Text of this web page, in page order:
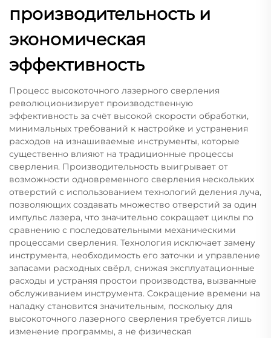
производительность и
экономическая
эффективность
Процесс высокоточного лазерного сверления
революционизирует производственную
эффективность за счёт высокой скорости обработки,
минимальных требований к настройке и устранения
расходов на изнашиваемые инструменты, которые
существенно влияют на традиционные процессы
сверления. Производительность выигрывает от
возможности одновременного сверления нескольких
отверстий с использованием технологий деления луча,
позволяющих создавать множество отверстий за один
импульс лазера, что значительно сокращает циклы по
сравнению с последовательными механическими
процессами сверления. Технология исключает замену
инструмента, необходимость его заточки и управление
запасами расходных свёрл, снижая эксплуатационные
расходы и устраняя простои производства, вызванные
обслуживанием инструмента. Сокращение времени на
наладку становится значительным, поскольку для
высокоточного лазерного сверления требуется лишь
изменение программы, а не физическая